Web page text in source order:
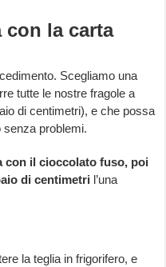
con la carta
Scegliamo una
tutte le nostre fragole a
di centimetri), e che possa
senza problemi.
con il cioccolato fuso, poi
di centimetri l’una
la teglia in frigorifero, e